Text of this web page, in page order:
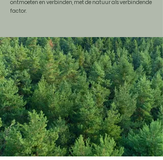
ontmoeten en verbinden, met de natuur als verbindende
factor.